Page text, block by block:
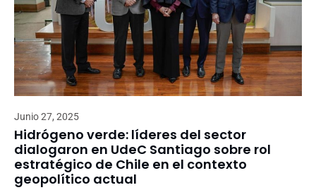
Junio 27, 2025
Hidrógeno verde: líderes del sector
dialogaron en UdeC Santiago sobre rol
estratégico de Chile en el contexto
geopolítico actual